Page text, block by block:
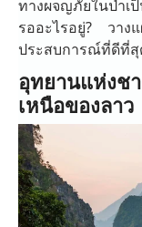
ทางผจญภัยในป่า
รออะไรอยู่? วาง
ประสบการณ์ที่ดีที่สุ
อุทยานแห่งช
เหนือของลาว